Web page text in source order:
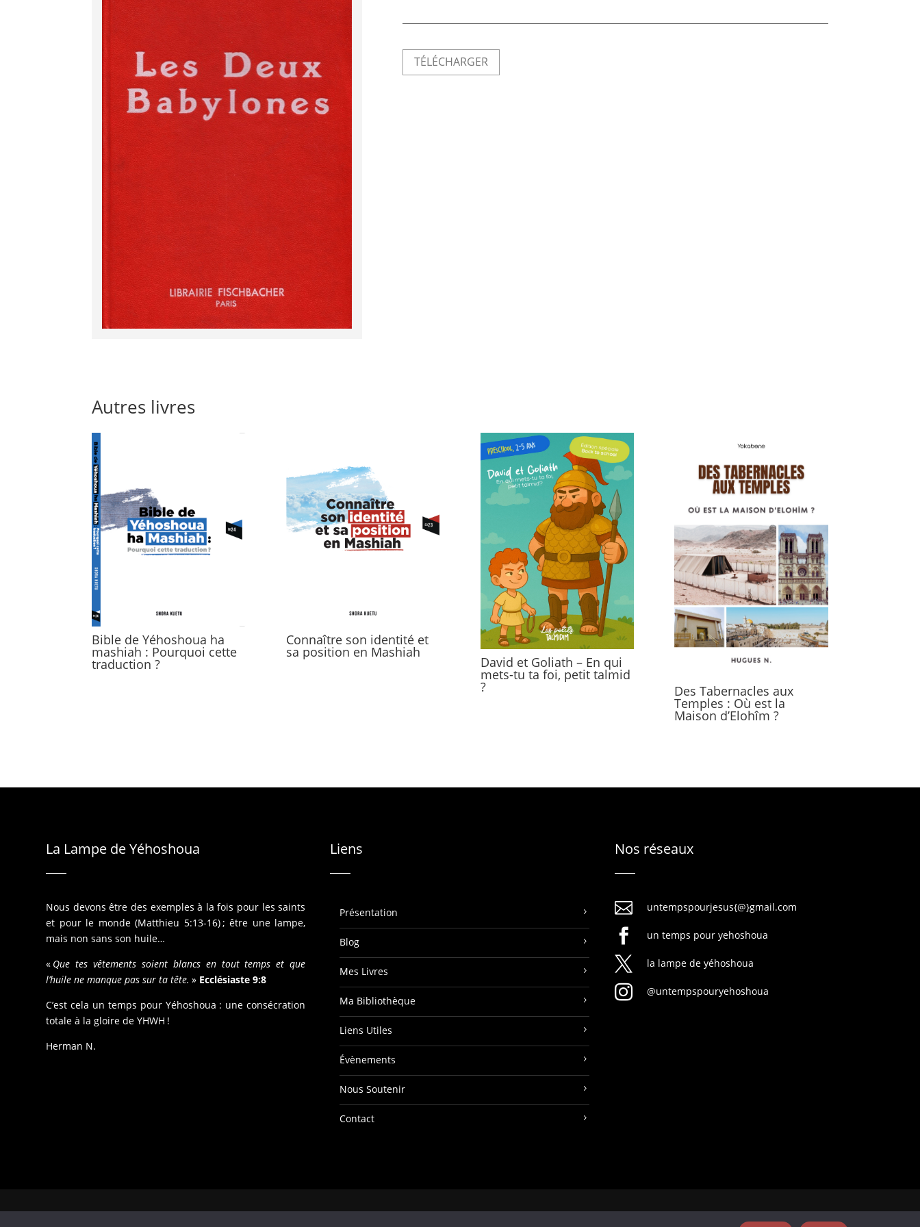
TÉLÉCHARGER
Autres livres
Bible de Yéhoshoua ha
mashiah : Pourquoi cette
traduction ?
Connaître son identité et
sa position en Mashiah
David et Goliath – En qui
mets-tu ta foi, petit talmid
? Des Tabernacles aux
Temples : Où est la
Maison d’Elohîm ?
La Lampe de Yéhoshoua
Nous devons être des exemples à la fois pour les saints
et pour le monde (Matthieu 5:13-16) ; être une lampe,
mais non sans son huile…
« Que tes vêtements soient blancs en tout temps et que
l’huile ne manque pas sur ta tête. » Ecclésiaste 9:8
C’est cela un temps pour Yéhoshoua : une consécration
totale à la gloire de YHWH !
Herman N.
Liens
Présentation
Blog
Mes Livres
Ma Bibliothèque
Liens Utiles
Évènements
Nous Soutenir
Contact
Nos réseaux
 untempspourjesus{@}gmail.com
 un temps pour yehoshoua
 la lampe de yéhoshoua
 @untempspouryehoshoua
Copyrights © 2026. Tous droits réservés Mentions légales|Politique de confidentialité